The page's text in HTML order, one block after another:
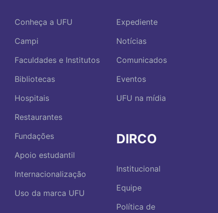
Conheça a UFU
Campi
Faculdades e Institutos
Bibliotecas
Hospitais
Restaurantes
Fundações
Apoio estudantil
Internacionalização
Uso da marca UFU
Expediente
Notícias
Comunicados
Eventos
UFU na mídia
DIRCO
Institucional
Equipe
Política de